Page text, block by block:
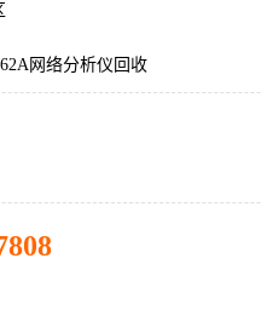
网络分析仪回收